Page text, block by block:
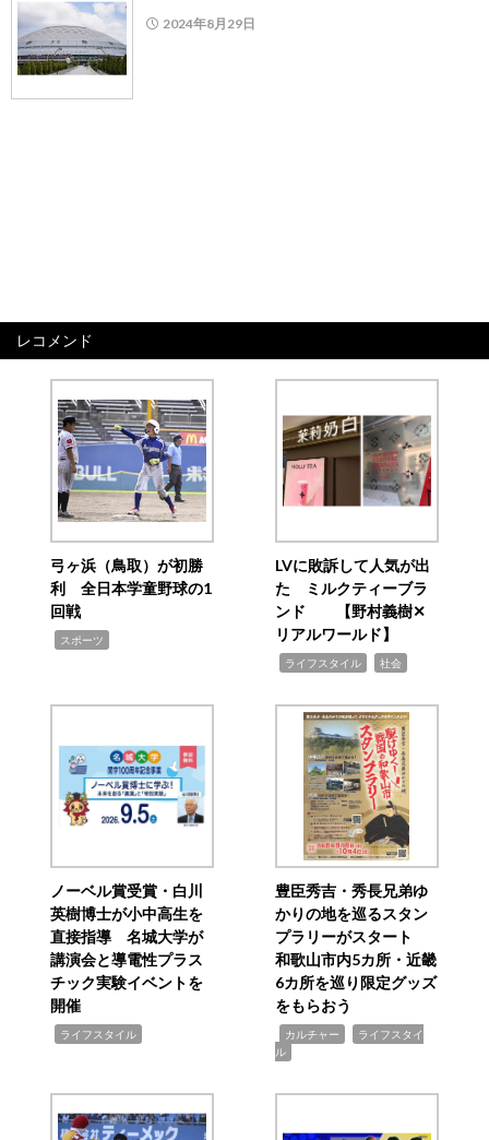
2024年8月29日
レコメンド
弓ヶ浜（鳥取）が初勝
利 全日本学童野球の1
回戦
スポーツ
LVに敗訴して人気が出
た ミルクティーブラ
ンド 【野村義樹✕
リアルワールド】
ライフスタイル 社会
ノーベル賞受賞・白川
英樹博士が小中高生を
直接指導 名城大学が
講演会と導電性プラス
チック実験イベントを
開催
ライフスタイル
豊臣秀吉・秀長兄弟ゆ
かりの地を巡るスタン
プラリーがスタート
和歌山市内5カ所・近畿
6カ所を巡り限定グッズ
をもらおう
カルチャー
ライフスタイ
ル